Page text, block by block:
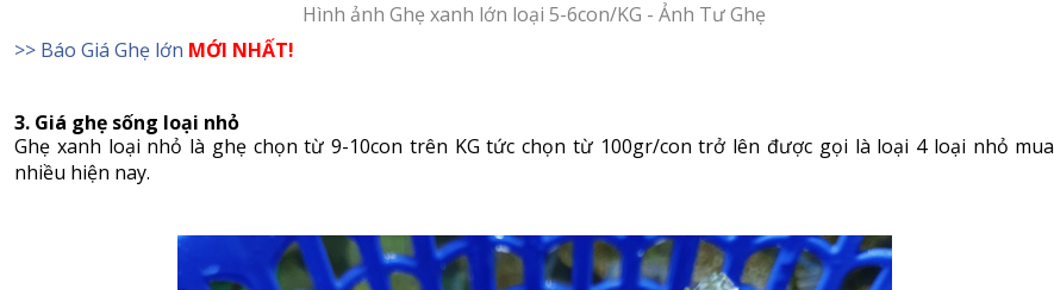
Hình ảnh Ghẹ xanh lớn loại 5-6con/KG - Ảnh Tư Ghẹ
>> Báo Giá Ghẹ lớn MỚI NHẤT!
3. Giá ghẹ sống loại nhỏ
Ghẹ xanh loại nhỏ là ghẹ chọn từ 9-10con trên KG tức chọn từ 100gr/con trở lên được gọi là loại 4 loại nhỏ mua
nhiều hiện nay.